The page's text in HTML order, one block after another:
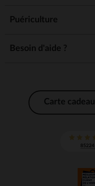
Puériculture
Besoin d'aide ?
Carte cadeau